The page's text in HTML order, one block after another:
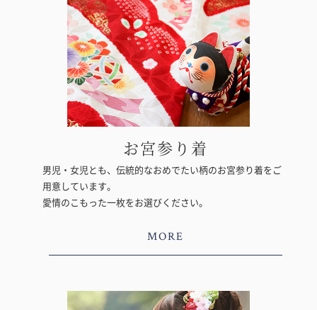
お宮参り着
男児・女児とも、伝統的なおめでたい柄のお宮参り着をご
用意しています。
愛情のこもった一枚をお選びください。
MORE